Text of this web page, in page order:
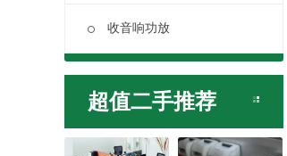
收音响功放
超值二手推荐